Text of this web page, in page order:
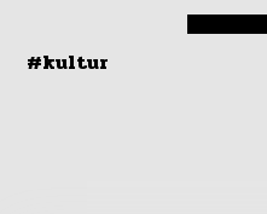
#kultur